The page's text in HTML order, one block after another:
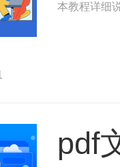
本教程详细
pdf